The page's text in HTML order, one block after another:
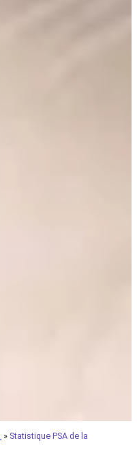
» Statistique PSA de la